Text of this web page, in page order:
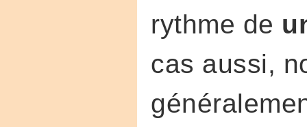
rythme de
cas aussi,